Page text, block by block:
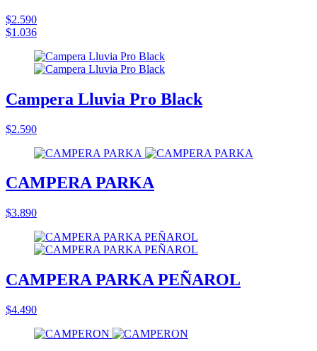
$2.590
$1.036
Campera Lluvia Pro Black
$2.590
CAMPERA PARKA
$3.890
CAMPERA PARKA PEÑAROL
$4.490